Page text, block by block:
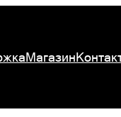
Магазин